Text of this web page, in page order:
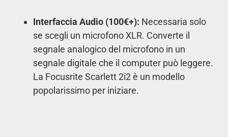
Interfaccia Audio (100€+): Necessaria solo
se scegli un microfono XLR. Converte il
segnale analogico del microfono in un
segnale digitale che il computer può leggere.
La Focusrite Scarlett 2i2 è un modello
popolarissimo per iniziare.